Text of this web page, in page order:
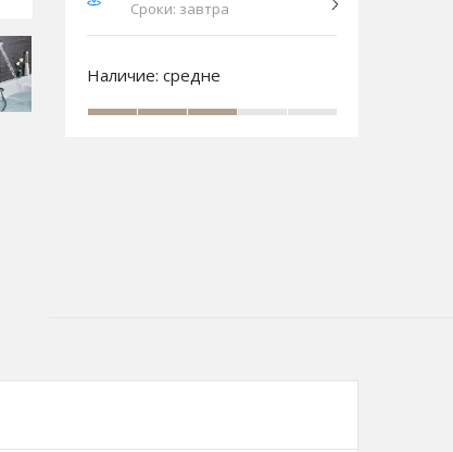
Сроки: завтра
Наличие: средне